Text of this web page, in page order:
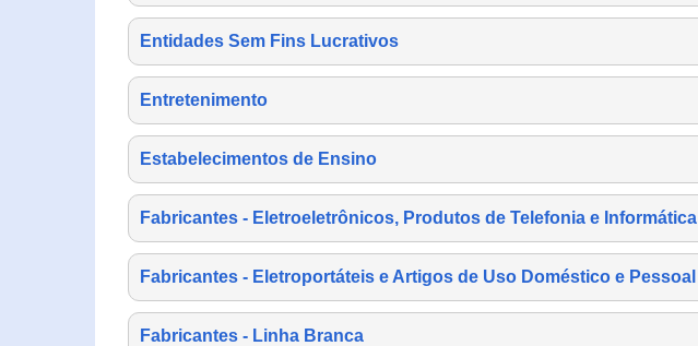
Entidades Sem Fins Lucrativos
Entretenimento
Estabelecimentos de Ensino
Fabricantes - Eletroeletrônicos, Produtos de Telefonia e Informática
Fabricantes - Eletroportáteis e Artigos de Uso Doméstico e Pessoal
Fabricantes - Linha Branca